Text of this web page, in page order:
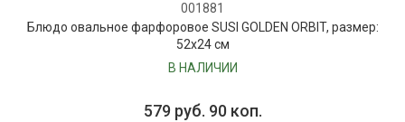
001881
Блюдо овальное фарфоровое SUSI GOLDEN ORBIT, размер:
52х24 см
В НАЛИЧИИ
579 руб. 90 коп.